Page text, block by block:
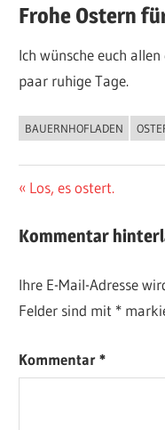
Frohe Ostern
Ich wünsche euch
paar ruhige Tage.
AKTUELLES
BAUERNHOFLADEN
BAUERNHOFLADEN
Vorheriger
Los, es ostert.
Kommentar
Ihre E-Mail-Adresse
Felder sind mit *
Kommentar*